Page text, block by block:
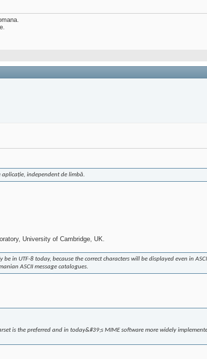
independent de limbă.
University of Cambridge, UK.
in UTF-8 today, because the correct characters will be displayed even in
ASCII message catalogues.
is the preferred and in today&#39;s MIME software more widely